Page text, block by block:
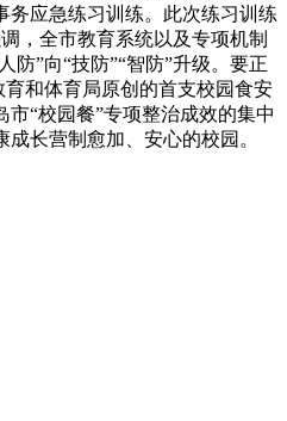
务应急练习训练。此次练习训练
，全市教育系统以及专项机制
”向“技防”“智防”升级。要正
和体育局原创的首支校园食安
“校园餐”专项整治成效的集中
长营制愈加、安心的校园。